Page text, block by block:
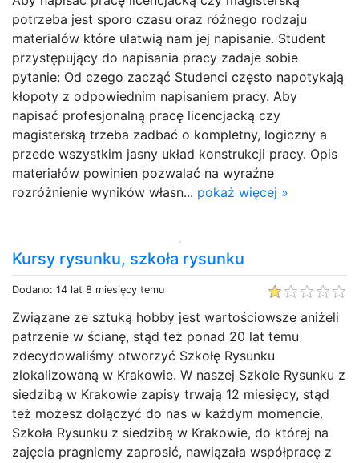
potrzeba jest sporo czasu oraz różnego rodzaju
materiałów które ułatwią nam jej napisanie. Student
przystępujący do napisania pracy zadaje sobie
pytanie: Od czego zacząć Studenci często napotykają
kłopoty z odpowiednim napisaniem pracy. Aby
napisać profesjonalną pracę licencjacką czy
magisterską trzeba zadbać o kompletny, logiczny a
przede wszystkim jasny układ konstrukcji pracy. Opis
materiałów powinien pozwalać na wyraźne
rozróżnienie wyników własn... pokaż więcej »
Kursy rysunku, szkoła rysunku
Dodano: 14 lat 8 miesięcy temu
Związane ze sztuką hobby jest wartościowsze aniżeli
patrzenie w ścianę, stąd też ponad 20 lat temu
zdecydowaliśmy otworzyć Szkołę Rysunku
zlokalizowaną w Krakowie. W naszej Szkole Rysunku z
siedzibą w Krakowie zapisy trwają 12 miesięcy, stąd
też możesz dołączyć do nas w każdym momencie.
Szkoła Rysunku z siedzibą w Krakowie, do której na
zajęcia pragniemy zaprosić, nawiązała współpracę z